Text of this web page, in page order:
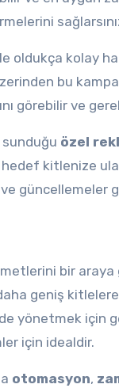
oldukça kolay
bu
görebilir ve
özel
kitlenize
güncellemeler
bir araya
geniş kitlelere
yönetmek için
için idealdir.
otomasyon,